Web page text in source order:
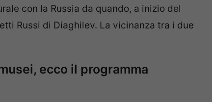
con la Russia da quando, a inizio del
Russi di Diaghilev. La vicinanza tra i due
ecco il programma